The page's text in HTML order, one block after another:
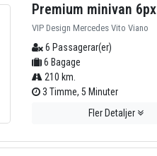
Premium minivan 6px
VIP Design Mercedes Vito Viano
6 Passagerar(er)
6 Bagage
210 km.
3 Timme, 5 Minuter
Fler Detaljer